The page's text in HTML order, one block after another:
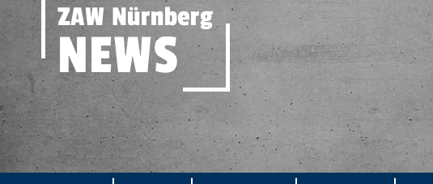
ZAW Nürnberg
NEWS